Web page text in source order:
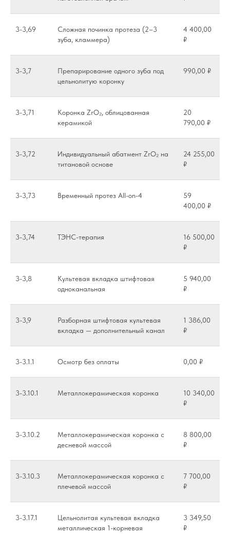
3-3,69
Сложная починка протеза (2–3
зуба, кламмера)
4 400,00
₽
3-3,7
Препарирование одного зуба под
цельнолитую коронку
990,00 ₽
3-3,71
Коронка ZrO₂, облицованная
керамикой
20
790,00 ₽
3-3,72
Индивидуальный абатмент ZrO₂ на
титановой основе
24 255,00
₽
3-3,73 Временный протез All-on-4
59
400,00 ₽
3-3,74 ТЭНС-терапия
16 500,00
₽
3-3,8
Культевая вкладка штифтовая
одноканальная
5 940,00
₽
3-3,9
Разборная штифтовая культевая
вкладка — дополнительный канал
1 386,00
₽
3-3.1.1 Осмотр без оплаты 0,00 ₽
3-3.10.1 Металлокерамическая коронка
10 340,00
₽
3-3.10.2
Металлокерамическая коронка с
десневой массой
8 800,00
₽
3-3.10.3
Металлокерамическая коронка с
плечевой массой
7 700,00
₽
3-3.17.1
Цельнолитая культевая вкладка
металлическая 1-корневая
3 349,50
₽